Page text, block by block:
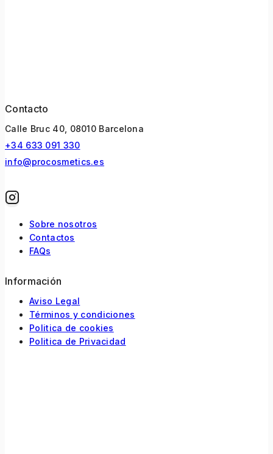
Contacto
Calle Bruc 40, 08010 Barcelona
+34 633 091 330
info@procosmetics.es
Sobre nosotros
Contactos
FAQs
Información
Aviso Legal
Términos y condiciones
Politica de cookies
Politica de Privacidad